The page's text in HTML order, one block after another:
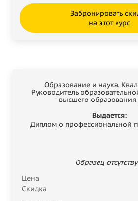
Забронировать
на этот курс
Образование и наука.
Руководитель
высшего образования
Выдается:
Диплом о профессиональной
Образец
Цена
Скидка